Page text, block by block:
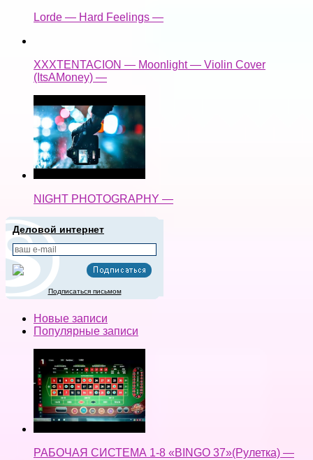
Lorde — Hard Feelings —
XXXTENTACION — Moonlight — Violin Cover
(ItsAMoney) —
NIGHT PHOTOGRAPHY —
Деловой интернет
Подписаться письмом
Новые записи
Популярные записи
РАБОЧАЯ СИСТЕМА 1-8 «BINGO 37»(Рулетка) —